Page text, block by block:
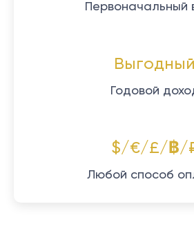
Первоначальный
Выгодный
Годовой
$/€/£/฿/
Любой способ